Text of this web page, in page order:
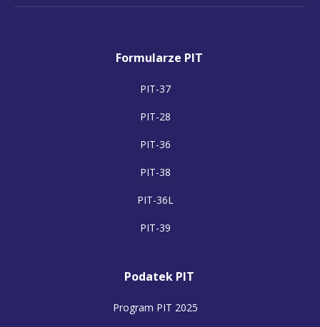
Formularze PIT
PIT-37
PIT-28
PIT-36
PIT-38
PIT-36L
PIT-39
Podatek PIT
Program PIT 2025